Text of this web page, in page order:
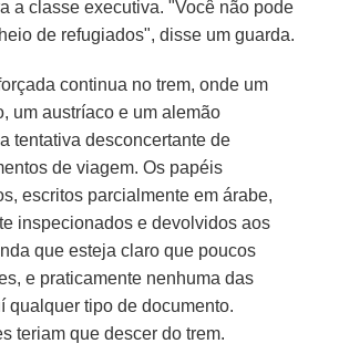
a classe executiva. "Você não pode
de refugiados", disse um guarda.
continua no trem, onde um
um austríaco e um alemão
tentativa desconcertante de
de viagem. Os papéis
escritos parcialmente em árabe,
inspecionados e devolvidos aos
que esteja claro que poucos
e praticamente nenhuma das
qualquer tipo de documento.
teriam que descer do trem.